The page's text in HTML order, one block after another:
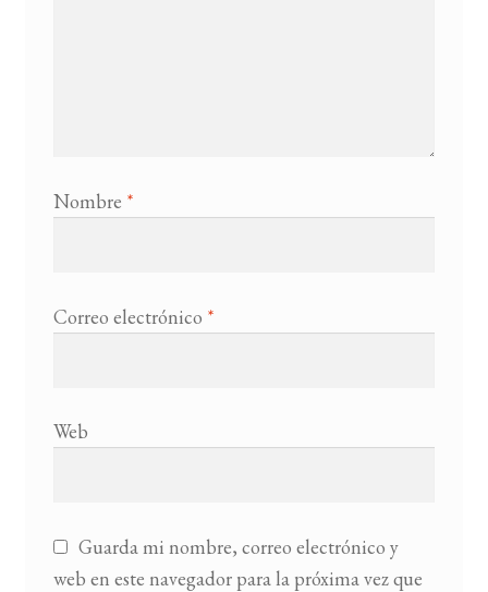
Nombre *
Correo electrónico *
Web
Guarda mi nombre, correo electrónico y
web en este navegador para la próxima vez que